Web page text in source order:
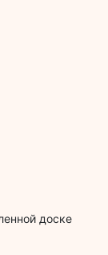
доске